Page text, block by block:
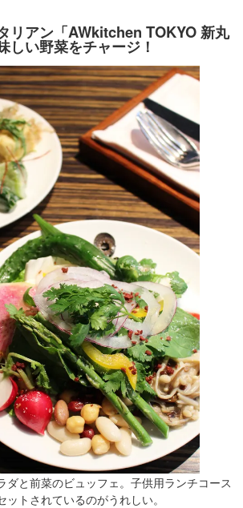
リアン「AWkitchen TOKYO 新丸
しい野菜をチャージ！
と前菜のビュッフェ。子供用ランチコース
ットされているのがうれしい。